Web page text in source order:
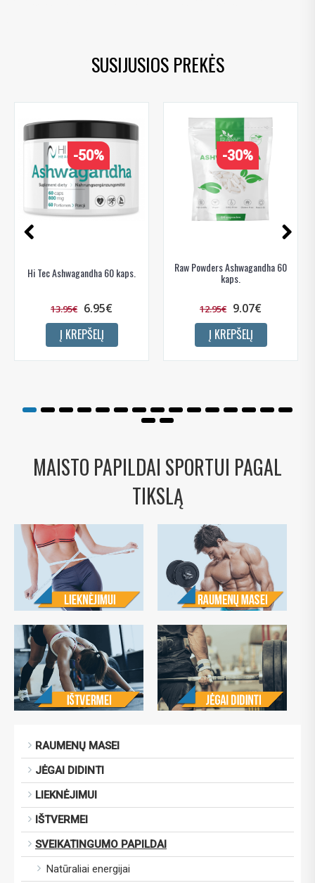
SUSIJUSIOS PREKĖS
-50%
Hi Tec Ashwagandha 60 kaps.
13.95€ 6.95€
Į KREPŠELĮ
-30%
Raw Powders Ashwagandha 60
kaps.
12.95€ 9.07€
Į KREPŠELĮ
MAISTO PAPILDAI SPORTUI PAGAL
TIKSLĄ
RAUMENŲ MASEI
JĖGAI DIDINTI
LIEKNĖJIMUI
IŠTVERMEI
SVEIKATINGUMO PAPILDAI
Natūraliai energijai
Gauti pasiūlymus ir nuolaidas
Sužinoti, kaip mes apsaugome ir tvarkome Jūsų duomenis galite
perskaitę mūsų privatumo politikos sąlygas.
PRENUMERUOTI